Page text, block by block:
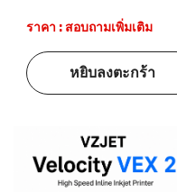
ราคา : สอบถามเพิ่มเติม
หยิบลงตะกร้า